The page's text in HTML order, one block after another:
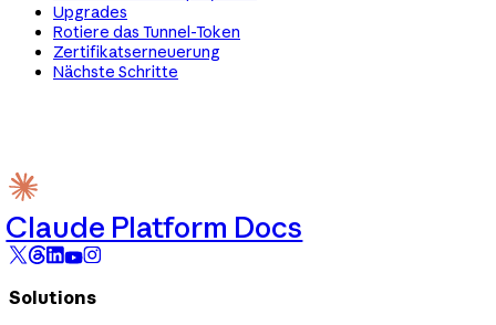
Upgrades
Rotiere das Tunnel-Token
Zertifikatserneuerung
Nächste Schritte
Claude Platform Docs
Solutions